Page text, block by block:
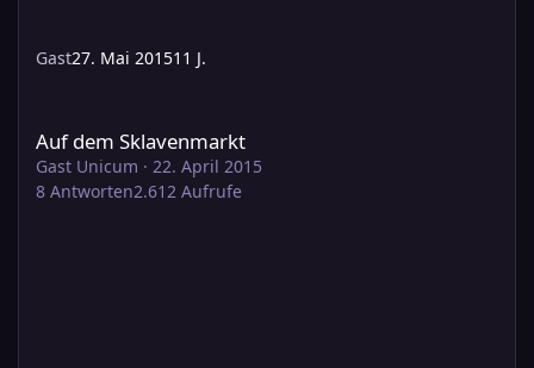
Gast27. Mai 201511 J.
Auf dem Sklavenmarkt
Gast Unicum · 22. April 2015
8 Antworten2.612 Aufrufe